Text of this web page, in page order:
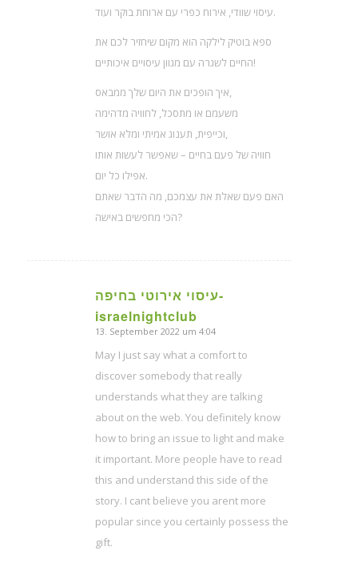
עיסוי שוודי, אירוח כפרי עם ארוחת בוקר ועוד.
ספא בוטיק לילקה הוא מקום שיחזיר לכם את
החיים לשגרה עם מגוון עיסויים איכותיים!
איך הופכים את היום שלך ממבאס,
משעמם או מתסכל, לחוויה מדהימה
וכייפית, תענוג אמיתי ומלא אושר,
חוויה של פעם בחיים – שאפשר לעשות אותו
אפילו כל יום.
האם פעם שאלת את עצמכם, מה הדבר שאתם
הכי מחפשים באישה?
עיסוי אירוטי בחיפה-
israelnightclub
sagte:
13. September 2022 um 4:04
May I just say what a comfort to
discover somebody that really
understands what they are talking
about on the web. You definitely know
how to bring an issue to light and make
it important. More people have to read
this and understand this side of the
story. I cant believe you arent more
popular since you certainly possess the
gift.